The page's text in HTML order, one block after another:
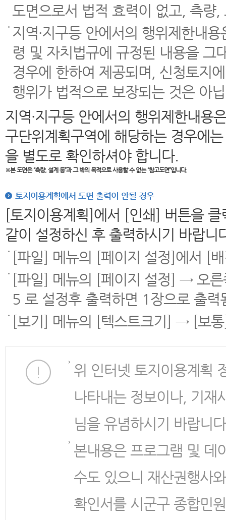
도면으로서 법적 효력이 없고, 측량
지역·지구등 안에서의 행위제한내
령 및 자치법규에 규정된 내용을 그
경우에 한하여 제공되며, 신청토지
행위가 법적으로 보장되는 것은 아
지역·지구등 안에서의 행위제한내용
구단위계획구역에 해당하는 경우에
을 별도로 확인하셔야 합니다.
※본 도면은“측량, 설계 등”과 그 밖의 목적으로 사용할 수 없는 “참고도면”입니다.
토지이용계획에서 도면 출력이 안될 경우
[토지이용계획]에서 [인쇄] 버튼을
같이 설정하신 후 출력하시기 바랍니
[파일] 메뉴의 [페이지 설정]에서 [
[파일] 메뉴의 [페이지 설정] → 오
5 로 설정후 출력하면 1장으로 출력
[보기] 메뉴의 [텍스트크기] → [보
위 인터넷 토지이용계획
나타내는 정보이나, 기재
님을 유념하시기 바랍니
본내용은 프로그램 및 데
수도 있으니 재산권행사
확인서를 시군구 종합민